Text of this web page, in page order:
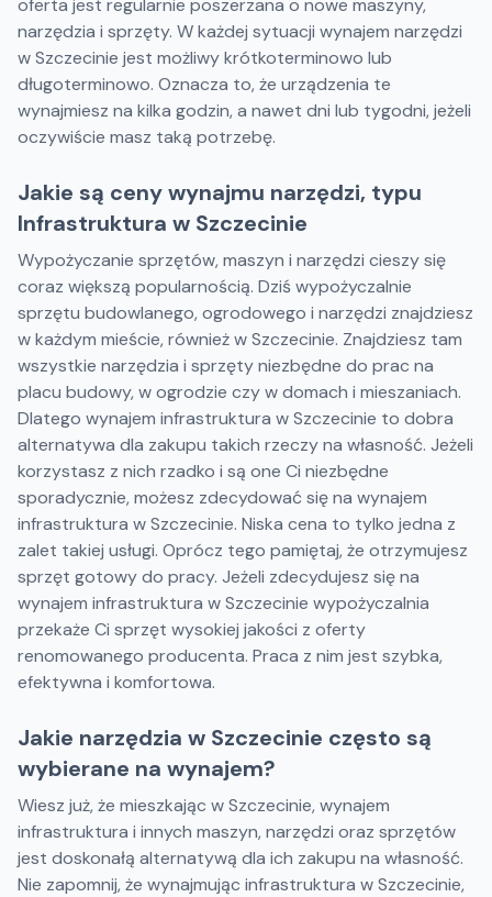
oferta jest regularnie poszerzana o nowe maszyny,
narzędzia i sprzęty. W każdej sytuacji wynajem narzędzi
w Szczecinie jest możliwy krótkoterminowo lub
długoterminowo. Oznacza to, że urządzenia te
wynajmiesz na kilka godzin, a nawet dni lub tygodni, jeżeli
oczywiście masz taką potrzebę.
Jakie są ceny wynajmu narzędzi, typu
Infrastruktura w Szczecinie
Wypożyczanie sprzętów, maszyn i narzędzi cieszy się
coraz większą popularnością. Dziś wypożyczalnie
sprzętu budowlanego, ogrodowego i narzędzi znajdziesz
w każdym mieście, również w Szczecinie. Znajdziesz tam
wszystkie narzędzia i sprzęty niezbędne do prac na
placu budowy, w ogrodzie czy w domach i mieszaniach.
Dlatego wynajem infrastruktura w Szczecinie to dobra
alternatywa dla zakupu takich rzeczy na własność. Jeżeli
korzystasz z nich rzadko i są one Ci niezbędne
sporadycznie, możesz zdecydować się na wynajem
infrastruktura w Szczecinie. Niska cena to tylko jedna z
zalet takiej usługi. Oprócz tego pamiętaj, że otrzymujesz
sprzęt gotowy do pracy. Jeżeli zdecydujesz się na
wynajem infrastruktura w Szczecinie wypożyczalnia
przekaże Ci sprzęt wysokiej jakości z oferty
renomowanego producenta. Praca z nim jest szybka,
efektywna i komfortowa.
Jakie narzędzia w Szczecinie często są
wybierane na wynajem?
Wiesz już, że mieszkając w Szczecinie, wynajem
infrastruktura i innych maszyn, narzędzi oraz sprzętów
jest doskonałą alternatywą dla ich zakupu na własność.
Nie zapomnij, że wynajmując infrastruktura w Szczecinie,